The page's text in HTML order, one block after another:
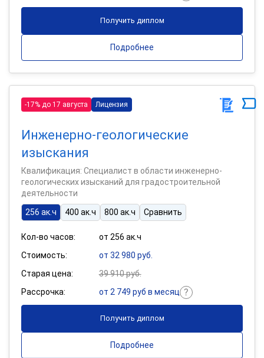
Получить диплом
Подробнее
-17% до 17 августа Лицензия
Инженерно-геологические
изыскания
Квалификация: Специалист в области инженерно-
геологических изысканий для градостроительной
деятельности
256 ак.ч
400 ак.ч 800 ак.ч Сравнить
Кол-во часов:
от 256 ак.ч
Стоимость:
от 32 980 руб.
Старая цена:
39 910 руб.
Рассрочка:
от 2 749 руб в месяц
Получить диплом
Подробнее